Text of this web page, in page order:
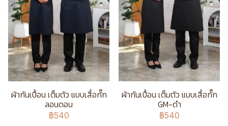
ผ้ากันเปื้อน เต็มตัว แบบเสื้อกั๊ก
ลอนดอน
฿540
ผ้ากันเปื้อน เต็มตัว แบบเสื้อกั๊ก
GM-ดำ
฿540